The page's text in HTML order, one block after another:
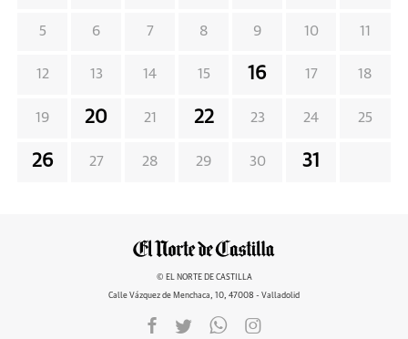
5 6 7 8 9 10 11
12 13 14 15 16 17 18
19 20 21 22 23 24 25
26 27 28 29 30 31
© EL NORTE DE CASTILLA
Calle Vázquez de Menchaca, 10, 47008 - Valladolid